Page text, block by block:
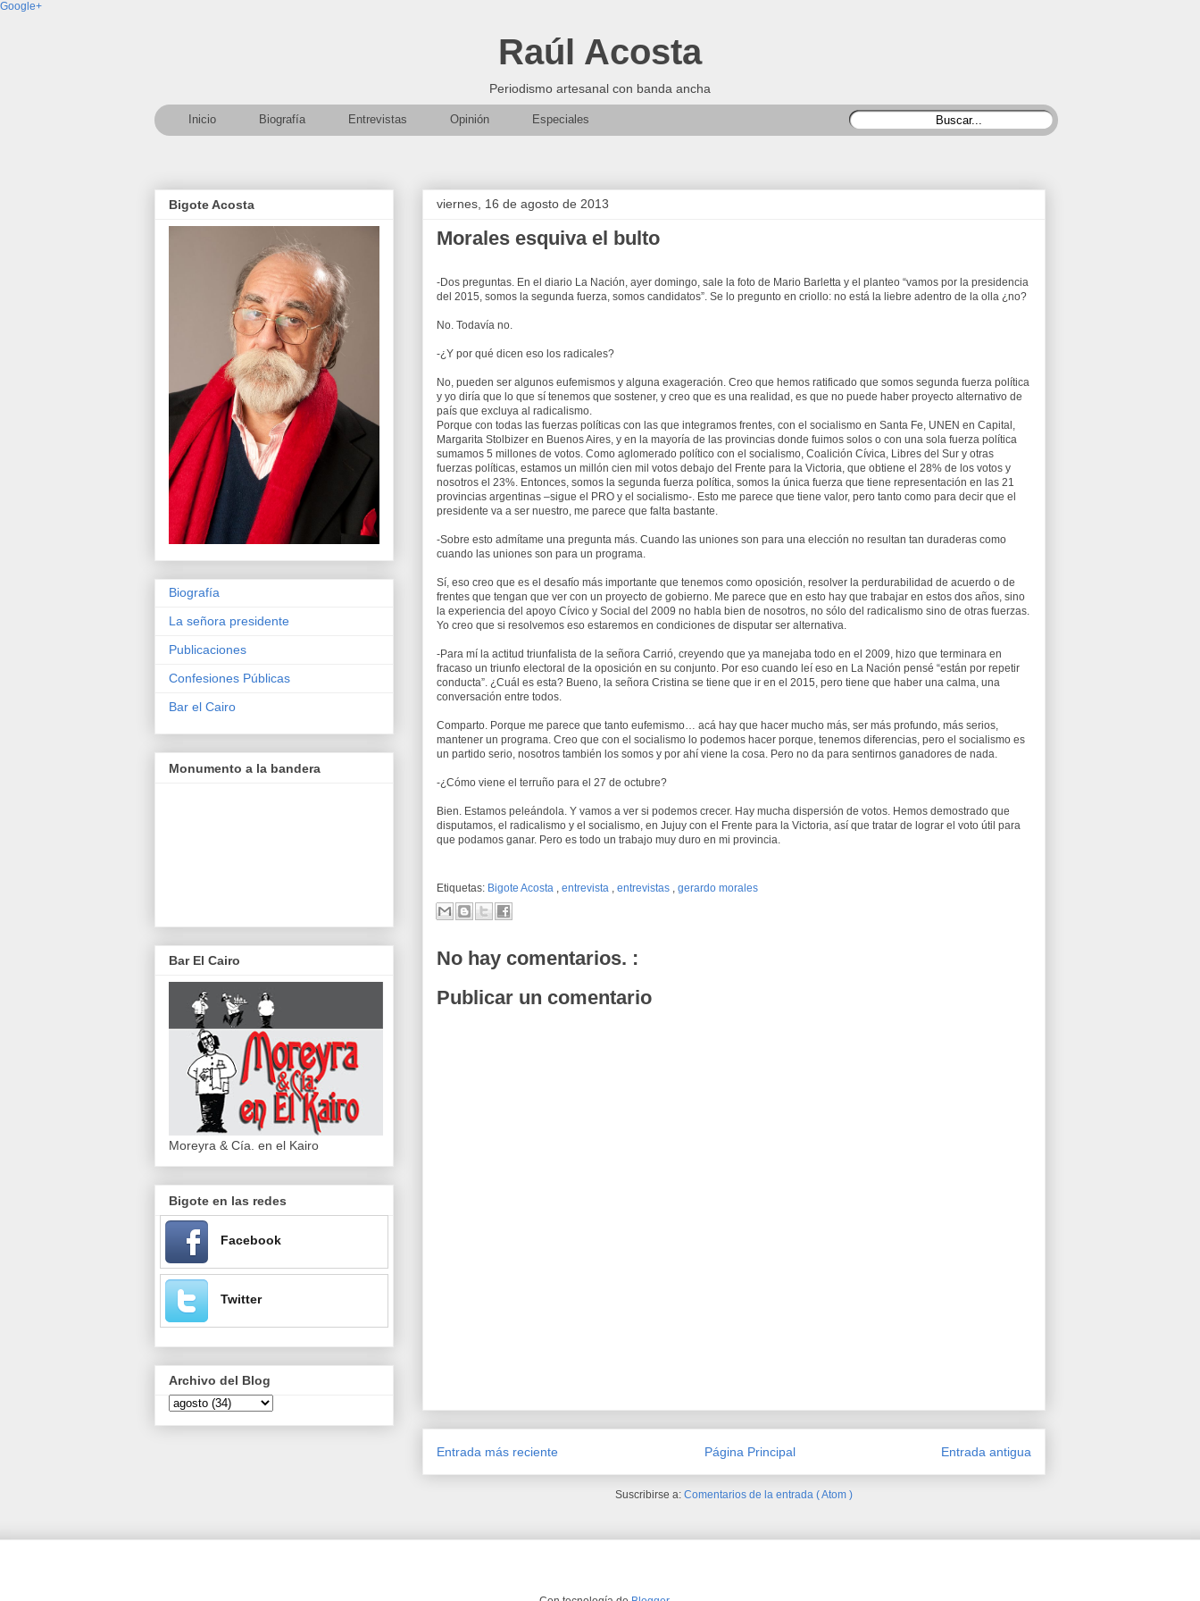
Google+
Raúl Acosta
Periodismo artesanal con banda ancha
Inicio Biografía Entrevistas Opinión Especiales
viernes, 16 de agosto de 2013
Morales esquiva el bulto
-Dos preguntas. En el diario La Nación, ayer domingo, sale la foto de Mario Barletta y el planteo “vamos por la presidencia
del 2015, somos la segunda fuerza, somos candidatos”. Se lo pregunto en criollo: no está la liebre adentro de la olla ¿no?
No. Todavía no.
-¿Y por qué dicen eso los radicales?
No, pueden ser algunos eufemismos y alguna exageración. Creo que hemos ratificado que somos segunda fuerza política
y yo diría que lo que sí tenemos que sostener, y creo que es una realidad, es que no puede haber proyecto alternativo de
país que excluya al radicalismo.
Porque con todas las fuerzas políticas con las que integramos frentes, con el socialismo en Santa Fe, UNEN en Capital,
Margarita Stolbizer en Buenos Aires, y en la mayoría de las provincias donde fuimos solos o con una sola fuerza política
sumamos 5 millones de votos. Como aglomerado político con el socialismo, Coalición Cívica, Libres del Sur y otras
fuerzas políticas, estamos un millón cien mil votos debajo del Frente para la Victoria, que obtiene el 28% de los votos y
nosotros el 23%. Entonces, somos la segunda fuerza política, somos la única fuerza que tiene representación en las 21
provincias argentinas –sigue el PRO y el socialismo-. Esto me parece que tiene valor, pero tanto como para decir que el
presidente va a ser nuestro, me parece que falta bastante.
-Sobre esto admítame una pregunta más. Cuando las uniones son para una elección no resultan tan duraderas como
cuando las uniones son para un programa.
Sí, eso creo que es el desafío más importante que tenemos como oposición, resolver la perdurabilidad de acuerdo o de
frentes que tengan que ver con un proyecto de gobierno. Me parece que en esto hay que trabajar en estos dos años, sino
la experiencia del apoyo Cívico y Social del 2009 no habla bien de nosotros, no sólo del radicalismo sino de otras fuerzas.
Yo creo que si resolvemos eso estaremos en condiciones de disputar ser alternativa.
-Para mí la actitud triunfalista de la señora Carrió, creyendo que ya manejaba todo en el 2009, hizo que terminara en
fracaso un triunfo electoral de la oposición en su conjunto. Por eso cuando leí eso en La Nación pensé “están por repetir
conducta”. ¿Cuál es esta? Bueno, la señora Cristina se tiene que ir en el 2015, pero tiene que haber una calma, una
conversación entre todos.
Comparto. Porque me parece que tanto eufemismo… acá hay que hacer mucho más, ser más profundo, más serios,
mantener un programa. Creo que con el socialismo lo podemos hacer porque, tenemos diferencias, pero el socialismo es
un partido serio, nosotros también los somos y por ahí viene la cosa. Pero no da para sentirnos ganadores de nada.
-¿Cómo viene el terruño para el 27 de octubre?
Bien. Estamos peleándola. Y vamos a ver si podemos crecer. Hay mucha dispersión de votos. Hemos demostrado que
disputamos, el radicalismo y el socialismo, en Jujuy con el Frente para la Victoria, así que tratar de lograr el voto útil para
que podamos ganar. Pero es todo un trabajo muy duro en mi provincia.
Etiquetas: Bigote Acosta , entrevista , entrevistas , gerardo morales
No hay comentarios. :
Publicar un comentario
Entrada más reciente Entrada antigua
Página Principal
Suscribirse a: Comentarios de la entrada ( Atom )
Bigote Acosta
Biografía
La señora presidente
Publicaciones
Confesiones Públicas
Bar el Cairo
Monumento a la bandera
Bar El Cairo
Moreyra & Cía. en el Kairo
Bigote en las redes
Facebook
Twitter
Archivo del Blog